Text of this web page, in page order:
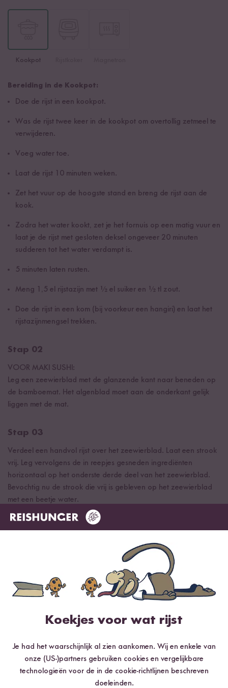
Kookpot
Bereiding in de Kookpot:
Doe de rijst in een kookpot.
Was de rijst twee keer in de kookpot om overtollig zetmeel te
verwijderen.
Voeg water toe.
Laat de rijst 10 minuten weken.
Zet het vuur op de hoogste stand en breng de rijst aan de
kook.
Zodra het water kookt, zet je het fornuis op een matig vuur en
laat je de rijst met gesloten deksel ongeveer 20 minuten
sudderen tot het water verdampt is.
5 minuten laten rusten.
Meng 1,5 el rijstazijn met ½ el suiker en ½ tl zout.
Doe de rijst in een kom (bij voorkeur een hangiri) en laat het
rijstazijnmengsel trekken.
Stap 02
VOOR MAKI SUSHI:
Leg een zeewierblad met de glanzende kant naar beneden op
de bamboemat. Het algenblad moet aan de onderkant gelijk
liggen met de mat.
Stap 03
Verdeel een handvol rijst over het zeewierblad. Laat een strook
vrij. Leg vervolgens de in reepjes gesneden ingrediënten
horizontaal op het onderste derde deel van het zeewierblad.
Bevochtig nu de strook die vrij is gebleven op het zeewierblad
met een beetje water.
Pak de mat aan de onderkant vast en rol hem voorzichtig op,
zodat de onderkant van de mat zich net onder de vrije strook
bevindt. Knijp in het rolletje en rol het over de vrije strook.
Stap 05
Snijd de rol met een scherp mes in twee stukken. Leg de stukken
naast elkaar en snijd ze in drieën, zodat er zes stukken van
zeewierbladeren.
Koekjes voor wat rijst
Je had het waarschijnlijk al zien aankomen. Wij en enkele van
onze (US-)partners gebruiken cookies en vergelijkbare
technologieën voor de in de cookie-richtlijnen beschreven
doeleinden.